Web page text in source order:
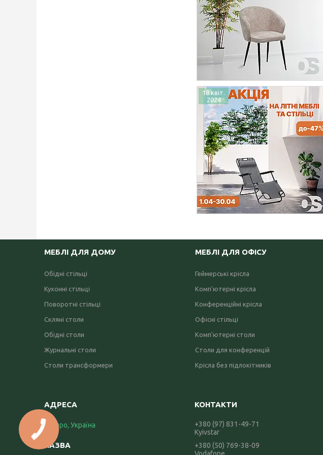
18 квіт.
2024
МЕБЛІ ДЛЯ ДОМУ
Обідні стільці
Кухонні стільці
Поворотні стільці
Скляні столи
Обідні столи
Журнальні столи
Столи трансформери
МЕБЛІ ДЛЯ ОФІСУ
Геймерські крісла
Комп'ютерні крісла
Конференційні крісла
Офісні стільці
Комп'ютерні столи
Столи для конференцій
Крісла без підлокітників
Дніпро, Україна
+380 (97) 831-49-71
Kyivstar
+380 (50) 769-38-09